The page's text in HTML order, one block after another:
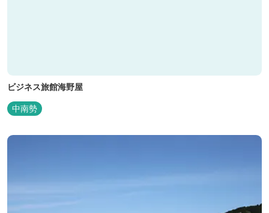
ビジネス旅館海野屋
中南勢